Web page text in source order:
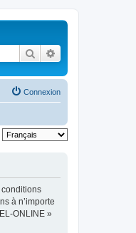
Rechercher
Connexion
conditions
à n’importe
ONLINE »